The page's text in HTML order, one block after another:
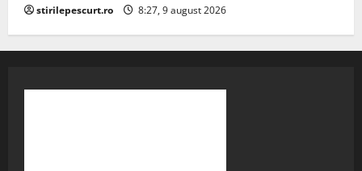
stirilepescurt.ro 8:27, 9 august 2026